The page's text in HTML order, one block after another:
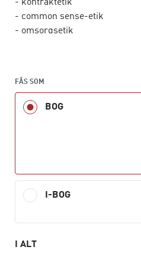
- kontraktetik
- common sense-etik
- omsorgsetik
konsekvenserne af deres
Jørgen Husted er lektor i
og forfatter til en række
FÅS SOM
BOG
I-BOG
I ALT